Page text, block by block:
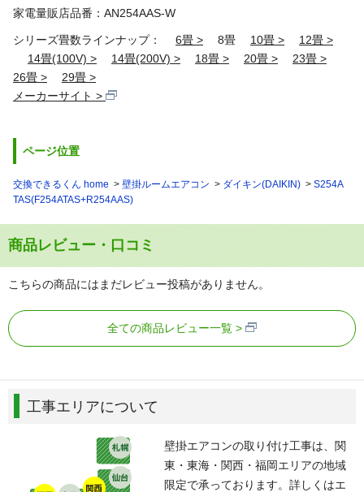
家電量販店品番：AN254AAS-W
シリーズ畳数ラインナップ： 6畳 8畳 10畳
12畳
14畳(100V)
14畳(200V) 18畳 20畳
23畳
26畳
29畳
メーカーサイト
ページ位置
交換できるくん home 壁掛ルームエアコン ダイキン(DAIKIN)
S254A
TAS(F254ATAS+R254AAS)
商品レビュー・口コミ
こちらの商品にはまだレビュー投稿がありません。
全ての商品レビュー一覧
工事エリアについて
壁掛エアコンの取り付け工事は、関
東・東海・関西・福岡エリアの地域
限定で承っております。詳しくはエ